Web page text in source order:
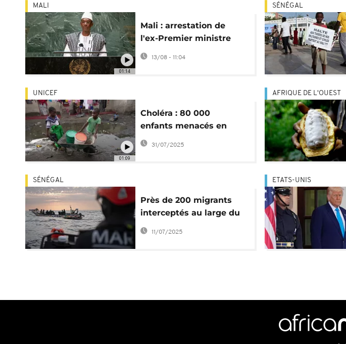
01:14
MALI
Mali : arrestation de
l'ex-Premier ministre
Choguel Kokalla Maïga
13/08 - 11:04
SÉNÉGAL
01:09
UNICEF
Choléra : 80 000
enfants menacés en
Afrique de l’Ouest et
centrale
31/07/2025
AFRIQUE DE L'OUEST
SÉNÉGAL
Près de 200 migrants
interceptés au large du
Sénégal
11/07/2025
ETATS-UNIS